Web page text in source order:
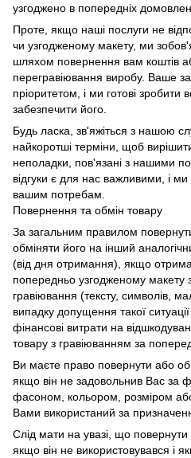
узгоджено в попередніх
Проте, якщо наші послуги не
чи узгодженому макету, ми
шляхом повернення вам коштів
перегравіювання виробу. Ваше
пріоритетом, і ми готові
забезпечити його.
Будь ласка, зв'яжіться з нашою
найкоротші терміни, щоб
неполадки, пов'язані з нашими
відгуки є для нас важливими, і ми
вашим потребам.
Повернення та обмін товару
За загальним правилом
обміняти його на інший
(від дня отримання), якщо
попередньо узгодженому макету
гравіювання (тексту, символів,
випадку допущення такої
фінансові витрати на
товару з гравіюванням за
Ви маєте право повернути або
якщо він не задовольнив Вас за
фасоном, кольором, розміром
Вами використаний за
Слід мати на увазі, що
якщо він не використовувався і